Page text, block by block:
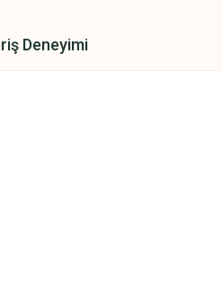
Deneyimi